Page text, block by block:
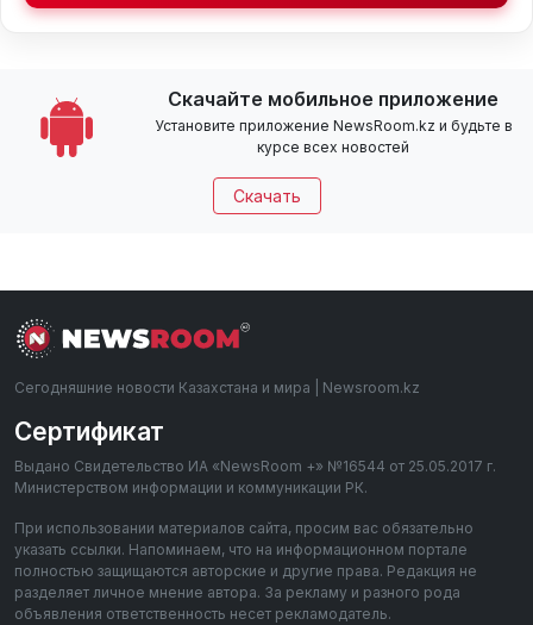
Скачайте мобильное приложение
Установите приложение NewsRoom.kz и будьте в
курсе всех новостей
Скачать
Сегодняшние новости Казахстана и мира | Newsroom.kz
Сертификат
Выдано Свидетельство ИА «NewsRoom +» №16544 от 25.05.2017 г.
Министерством информации и коммуникации РК.
При использовании материалов сайта, просим вас обязательно
указать ссылки. Напоминаем, что на информационном портале
полностью защищаются авторские и другие права. Редакция не
разделяет личное мнение автора. За рекламу и разного рода
объявления ответственность несет рекламодатель.